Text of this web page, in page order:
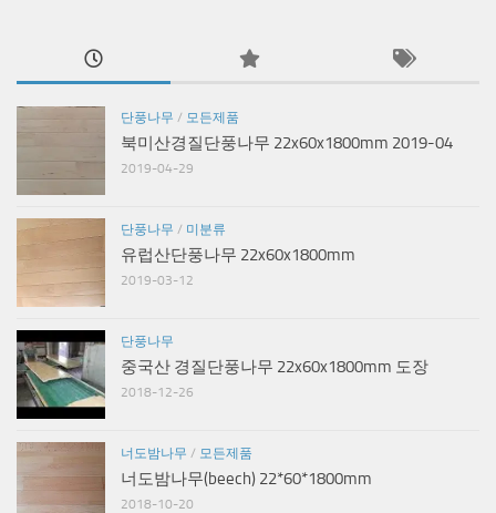
단풍나무 / 모든제품
북미산경질단풍나무 22x60x1800mm 2019-04
2019-04-29
단풍나무 / 미분류
유럽산단풍나무 22x60x1800mm
2019-03-12
단풍나무
중국산 경질단풍나무 22x60x1800mm 도장
2018-12-26
너도밤나무 / 모든제품
너도밤나무(beech) 22*60*1800mm
2018-10-20